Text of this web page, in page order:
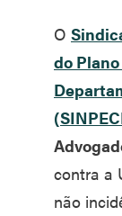
O
do
contra a
não